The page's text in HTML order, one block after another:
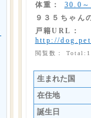
体重：
30.0
９３５ちゃん
戸籍URL：
http://
閲覧数：
生まれた国
在住地
誕生日